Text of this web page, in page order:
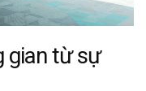
gian từ sự